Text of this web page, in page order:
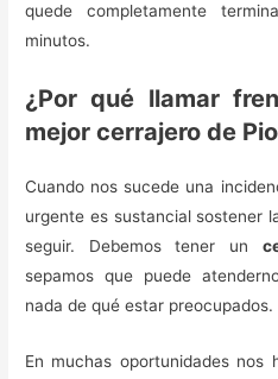
quede completamente
minutos.
¿Por qué llamar
mejor cerrajero de
Cuando nos sucede una
urgente es sustancial sostener
seguir. Debemos tener un
sepamos que puede
nada de qué estar preocupados.
En muchas oportunidades nos